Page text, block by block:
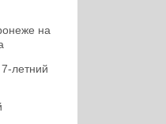
на
летний